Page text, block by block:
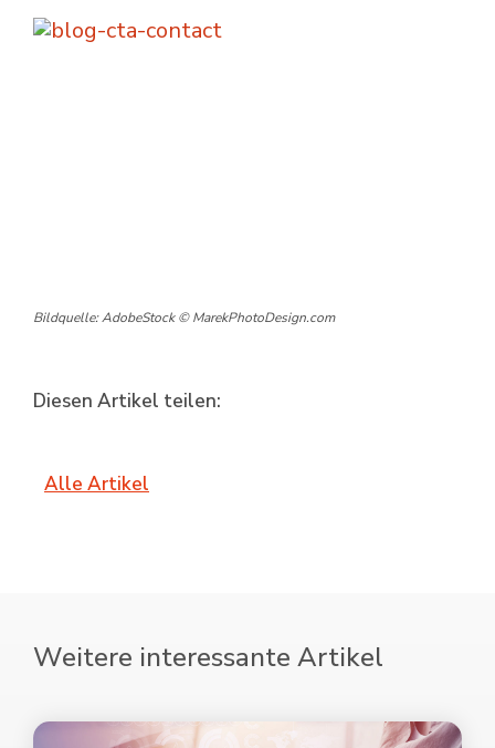
Bildquelle: AdobeStock © MarekPhotoDesign.com
Diesen Artikel teilen:
Alle Artikel
Weitere interessante Artikel